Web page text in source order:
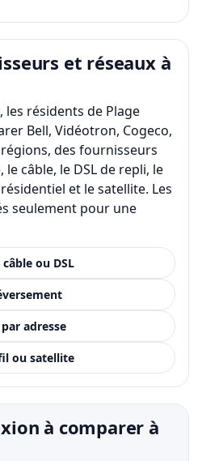
et réseaux à
les résidents de Plage
Bell, Vidéotron, Cogeco,
des fournisseurs
câble, le DSL de repli, le
et le satellite. Les
seulement pour une
ou DSL
adresse
ou satellite
à comparer à